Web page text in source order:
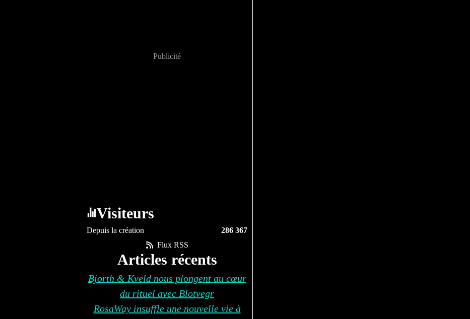
Publicité
Visiteurs
Depuis la création
286 367
Flux RSS
Articles récents
Bjorth & Kveld nous plongent au cœur
du rituel avec Blotvegr
RosaWay insuffle une nouvelle vie à